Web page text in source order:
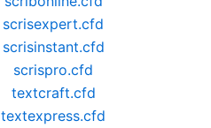
scrisexpert.cfd
scrisinstant.cfd
scrispro.cfd
textcraft.cfd
textexpress.cfd